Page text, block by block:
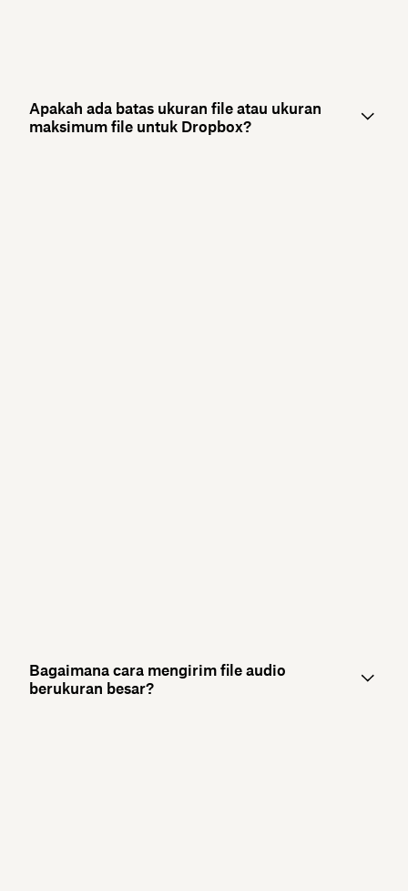
Apakah ada batas ukuran file atau ukuran
maksimum file untuk Dropbox?
Bagaimana cara mengirim file audio
berukuran besar?